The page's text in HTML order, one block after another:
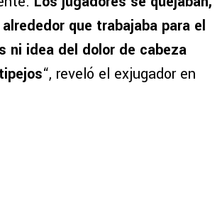
que trabajaba para el
ni idea del dolor de cabeza
“, reveló el exjugador en